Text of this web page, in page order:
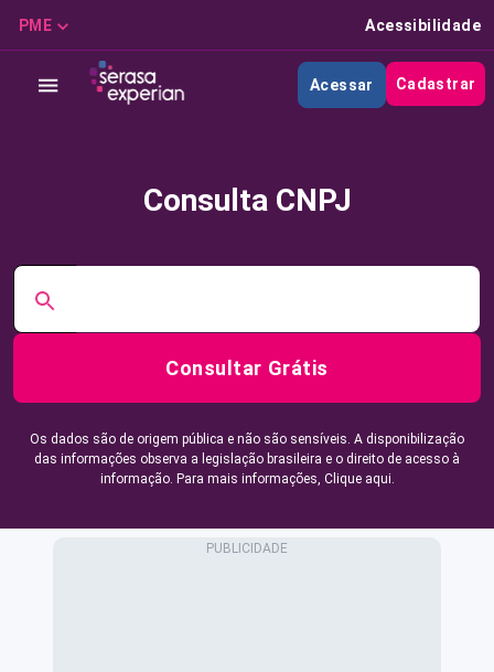
PME Acessibilidade
Acessar Cadastrar
Consulta CNPJ
Consultar Grátis
Os dados são de origem pública e não são sensíveis. A disponibilização
das informações observa a legislação brasileira e o direito de acesso à
informação. Para mais informações, Clique aqui.